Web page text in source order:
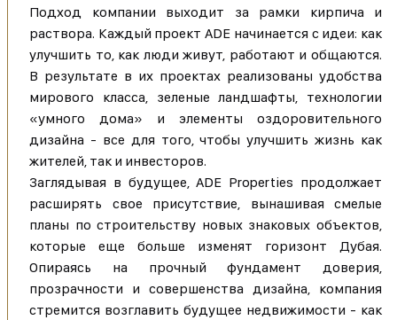
Подход компании выходит за рамки кирпича и
раствора. Каждый проект ADE начинается с идеи: как
улучшить то, как люди живут, работают и общаются.
В результате в их проектах реализованы удобства
мирового класса, зеленые ландшафты, технологии
«умного дома» и элементы оздоровительного
дизайна - все для того, чтобы улучшить жизнь как
жителей, так и инвесторов.
Заглядывая в будущее, ADE Properties продолжает
расширять свое присутствие, вынашивая смелые
планы по строительству новых знаковых объектов,
которые еще больше изменят горизонт Дубая.
Опираясь на прочный фундамент доверия,
прозрачности и совершенства дизайна, компания
стремится возглавить будущее недвижимости - как